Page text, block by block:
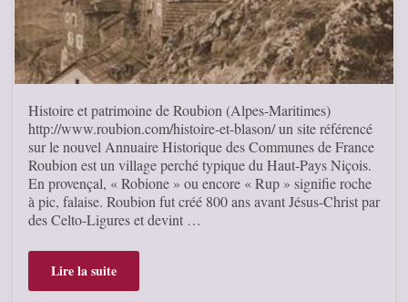
Histoire et patrimoine de Roubion (Alpes-Maritimes)
http://www.roubion.com/histoire-et-blason/ un site référencé
sur le nouvel Annuaire Historique des Communes de France
Roubion est un village perché typique du Haut-Pays Niçois.
En provençal, « Robione » ou encore « Rup » signifie roche
à pic, falaise. Roubion fut créé 800 ans avant Jésus-Christ par
des Celto-Ligures et devint …
Lire la suite